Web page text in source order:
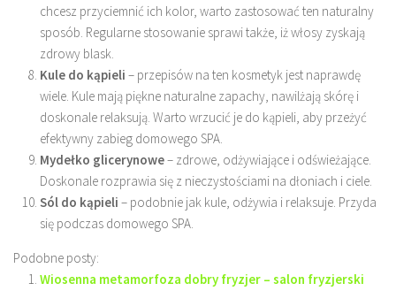
chcesz przyciemnić ich kolor, warto zastosować ten naturalny
sposób. Regularne stosowanie sprawi także, iż włosy zyskają
zdrowy blask.
Kule do kąpieli – przepisów na ten kosmetyk jest naprawdę
wiele. Kule mają piękne naturalne zapachy, nawilżają skórę i
doskonale relaksują. Warto wrzucić je do kąpieli, aby przeżyć
efektywny zabieg domowego SPA.
Mydełko glicerynowe– zdrowe, odżywiające i odświeżające.
Doskonale rozprawia się z nieczystościami na dłoniach i ciele.
Sól do kąpieli – podobnie jak kule, odżywia i relaksuje. Przyda
się podczas domowego SPA.
Podobne posty:
Wiosenna metamorfoza dobry fryzjer – salon fryzjerski